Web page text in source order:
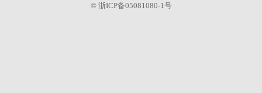
© 浙ICP备05081080-1号